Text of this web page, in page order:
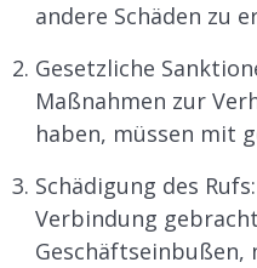
andere Schäden zu
Gesetzliche
Maßnahmen zur
haben, müssen mit
Schädigung des
Verbindung
Geschäftseinbußen,